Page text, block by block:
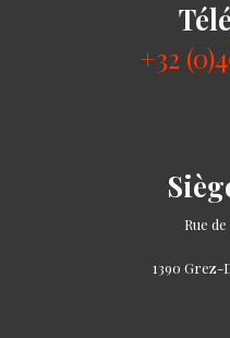
+32
Rue
1390 Grez-